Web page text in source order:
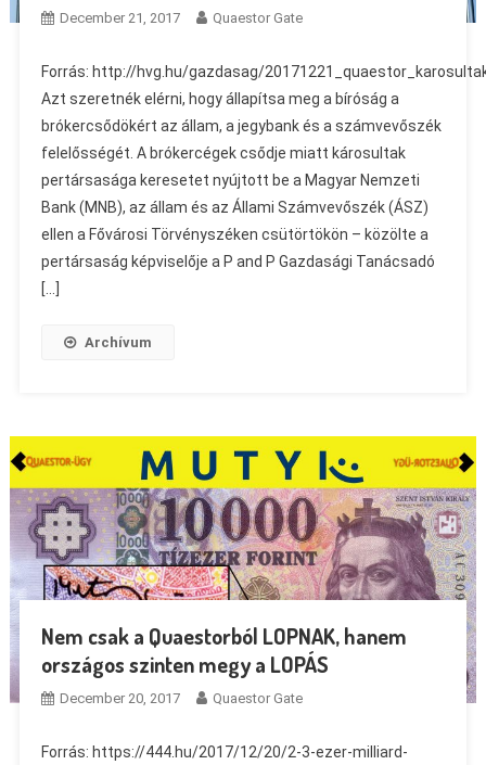
December 21, 2017 Quaestor Gate
Forrás: http://hvg.hu/gazdasag/
Azt szeretnék elérni, hogy állapítsa meg a bíróság a
brókercsődökért az állam, a jegybank és a számvevőszék
felelősségét. A brókercégek csődje miatt károsultak
pertársasága keresetet nyújtott be a Magyar Nemzeti
Bank (MNB), az állam és az Állami Számvevőszék (ÁSZ)
ellen a Fővárosi Törvényszéken csütörtökön – közölte a
pertársaság képviselője a P and P Gazdasági Tanácsadó
[…]
Archívum
Nem csak a Quaestorból LOPNAK, hanem
országos szinten megy a LOPÁS
December 20, 2017 Quaestor Gate
Forrás: https://444.hu/2017/12/20/2-3-ezer-milliard-